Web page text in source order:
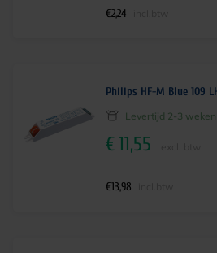
€2,24
Philips HF-M Blue 109
Levertijd 2-3 weken
€11,55
€13,98